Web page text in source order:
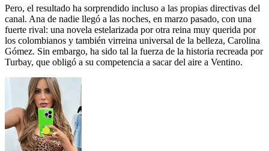
Pero, el resultado ha sorprendido incluso a las propias directivas del
canal. Ana de nadie llegó a las noches, en marzo pasado, con una
fuerte rival: una novela estelarizada por otra reina muy querida por
los colombianos y también virreina universal de la belleza, Carolina
Gómez. Sin embargo, ha sido tal la fuerza de la historia recreada por
Turbay, que obligó a su competencia a sacar del aire a Ventino.